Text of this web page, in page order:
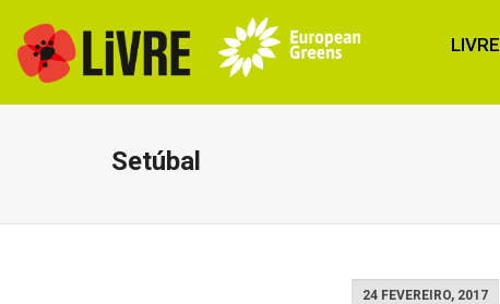
LIVRE
Setúbal
24 FEVEREIRO, 2017